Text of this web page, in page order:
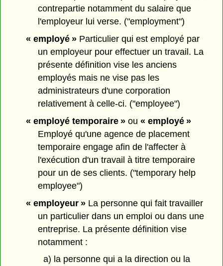
contrepartie notamment du salaire que
l'employeur lui verse. ("employment")
« employé »Particulier qui est employé par
un employeur pour effectuer un travail. La
présente définition vise les anciens
employés mais ne vise pas les
administrateurs d'une corporation
relativement à celle-ci. ("employee")
« employé temporaire »ou « employé »
Employé qu'une agence de placement
temporaire engage afin de l'affecter à
l'exécution d'un travail à titre temporaire
pour un de ses clients. ("temporary help
employee")
« employeur »La personne qui fait travailler
un particulier dans un emploi ou dans une
entreprise. La présente définition vise
notamment :
a) la personne qui a la direction ou la